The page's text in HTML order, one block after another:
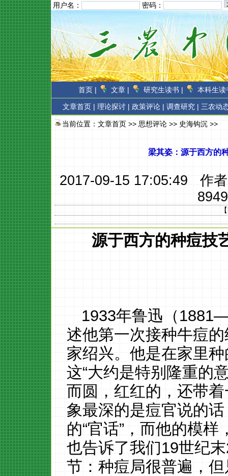
用户名： 密码：
首页 | 文章 | 研究生读书 | 本科生读
文章首页 | 理论探讨 | 政策评论 | 调查研究 | 三农动
当前位置： 文章首页 >>思想评论 >> 史海钩沉 >>
梁其姿：源于西方的
2017-09-15 17:05:49 作
8949
源于西方的种痘技
1933年鲁迅（
述他第一次接种牛痘
家绍兴。他是在家里
这“大约是特别隆重的
而圆，红红的，还带
象最深的是痘官说的
的“官话”，而他的模样
也告诉了我们19世纪
节：种痘局很普遍，